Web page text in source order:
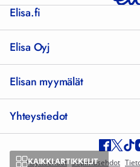
KAIKKI ARTIKKELIT
Elisa.fi
Elisa Oyj
Elisan myymälät
Yhteystiedot
Käyttöehdot Sopimusehdot